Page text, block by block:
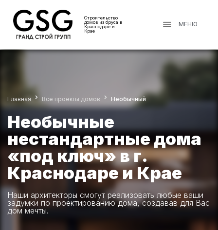
Строительство
домов из бруса в
Краснодаре и
Крае
МЕНЮ
Главная Все проекты домов Необычный
Необычные
нестандартные дома
«под ключ» в г.
Краснодаре и Крае
Наши архитекторы смогут реализовать любые ваши
задумки по проектированию дома, создавав для Вас
дом мечты.